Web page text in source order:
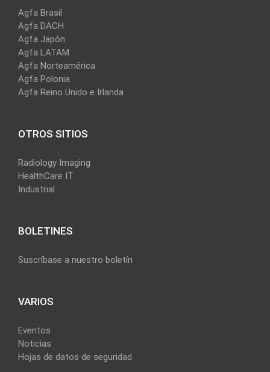
Agfa Brasil
Agfa DACH
Agfa Japón
Agfa LATAM
Agfa Norteamérica
Agfa Polonia
Agfa Reino Unido e Irlanda
OTROS SITIOS
Radiology Imaging
HealthCare IT
Industrial
BOLETINES
Suscríbase a nuestro boletín
VARIOS
Eventos
Noticias
Hojas de datos de seguridad